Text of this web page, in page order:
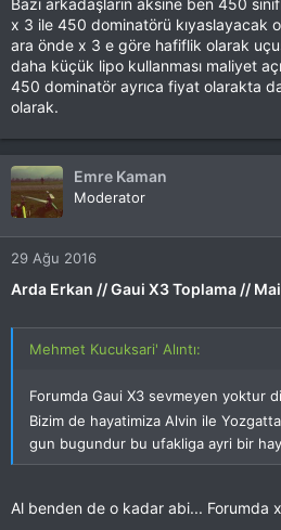
Bazı arkadaşların aksine ben 450
x 3 ile 450 dominatörü kıyaslayacak
ara önde x 3 e göre hafiflik olarak
daha küçük lipo kullanması maliyet
450 dominatör ayrıca fiyat olarakta
olarak.
Emre Kaman
Moderator
29 Ağu 2016
Arda Erkan // Gaui X3 Toplama //
Mehmet Kucuksari' Alıntı:
Forumda Gaui X3 sevmeyen yoktur
Bizim de hayatimiza Alvin ile
gun bugundur bu ufakliga ayri bir
Al benden de o kadar abi... Forumda